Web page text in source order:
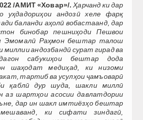
/АМИТ «Ховар»/. Ҳарчанд ки дар
уҳдадориҳои андозӣ хеле фарқ
баланди аҳолӣ вобастаанд, дар
бинобар пешниҳоди Пешвои
Эмомалӣ Раҳмон бештар талош
миллии андозбандӣ сурат гирад ва
сабукиҳои бештар дода
шаҳодат медиҳад, ки низоми
тартиб ва усулҳои ҷамъоварӣ
қаблӣ дур шуда, шакли миллӣ
аз шартҳои асосии давлатдории
дар ин шакл имтиёзҳо бештар
ки сифати зиндагӣ,